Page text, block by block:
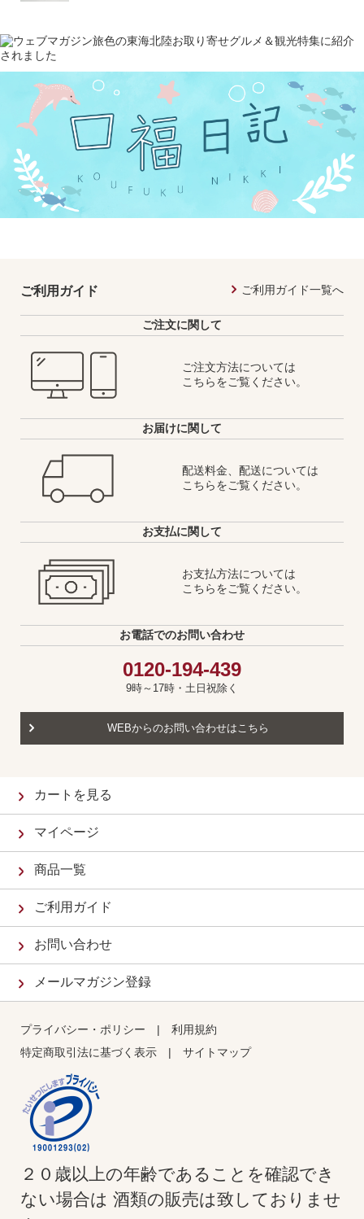
ご利用ガイド ご利用ガイド一覧へ
ご注文に関して
ご注文方法については
こちらをご覧ください。
お届けに関して
配送料金、配送については
こちらをご覧ください。
お支払に関して
お支払方法については
こちらをご覧ください。
お電話でのお問い合わせ
0120-194-439
9時～17時・土日祝除く
WEBからのお問い合わせはこちら
カートを見る
マイページ
商品一覧
ご利用ガイド
お問い合わせ
メールマガジン登録
プライバシー・ポリシー | 利用規約
特定商取引法に基づく表示 | サイトマップ
２０歳以上の年齢であることを確認でき
ない場合は 酒類の販売は致しておりませ